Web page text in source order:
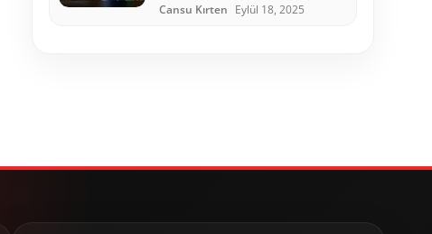
Cansu Kırten Eylül 18, 2025